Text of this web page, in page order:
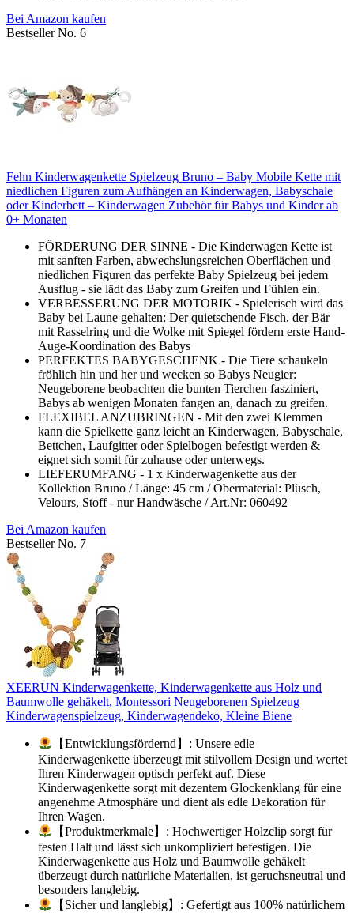
Bei Amazon kaufen
Bestseller No. 6
Fehn Kinderwagenkette Spielzeug Bruno – Baby Mobile Kette mit
niedlichen Figuren zum Aufhängen an Kinderwagen, Babyschale
oder Kinderbett – Kinderwagen Zubehör für Babys und Kinder ab
0+ Monaten
FÖRDERUNG DER SINNE - Die Kinderwagen Kette ist
mit sanften Farben, abwechslungsreichen Oberflächen und
niedlichen Figuren das perfekte Baby Spielzeug bei jedem
Ausflug - sie lädt das Baby zum Greifen und Fühlen ein.
VERBESSERUNG DER MOTORIK - Spielerisch wird das
Baby bei Laune gehalten: Der quietschende Fisch, der Bär
mit Rasselring und die Wolke mit Spiegel fördern erste Hand-
Auge-Koordination des Babys
PERFEKTES BABYGESCHENK - Die Tiere schaukeln
fröhlich hin und her und wecken so Babys Neugier:
Neugeborene beobachten die bunten Tierchen fasziniert,
Babys ab wenigen Monaten fangen an, danach zu greifen.
FLEXIBEL ANZUBRINGEN - Mit den zwei Klemmen
kann die Spielkette ganz leicht an Kinderwagen, Babyschale,
Bettchen, Laufgitter oder Spielbogen befestigt werden &
eignet sich somit für zuhause oder unterwegs.
LIEFERUMFANG - 1 x Kinderwagenkette aus der
Kollektion Bruno / Länge: 45 cm / Obermaterial: Plüsch,
Velours, Stoff - nur Handwäsche / Art.Nr: 060492
Bei Amazon kaufen
Bestseller No. 7
XEERUN Kinderwagenkette, Kinderwagenkette aus Holz und
Baumwolle gehäkelt, Montessori Neugeborenen Spielzeug
Kinderwagenspielzeug, Kinderwagendeko, Kleine Biene
【Entwicklungsfördernd】: Unsere edle
Kinderwagenkette überzeugt mit stilvollem Design und wertet
Ihren Kinderwagen optisch perfekt auf. Diese
Kinderwagenkette sorgt mit dezentem Glockenklang für eine
angenehme Atmosphäre und dient als edle Dekoration für
Ihren Wagen.
【Produktmerkmale】: Hochwertiger Holzclip sorgt für
festen Halt und lässt sich unkompliziert befestigen. Die
Kinderwagenkette aus Holz und Baumwolle gehäkelt
überzeugt durch natürliche Materialien, ist geruchsneutral und
besonders langlebig.
【Sicher und langlebig】: Gefertigt aus 100% natürlichem